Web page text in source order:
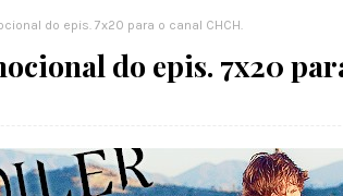
do epis. 7x20 para o canal CHCH.
do epis. 7x20